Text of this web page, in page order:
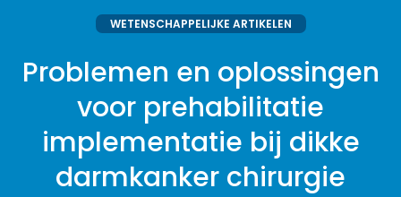
WETENSCHAPPELIJKE ARTIKELEN
Problemen en oplossingen
voor prehabilitatie
implementatie bij dikke
darmkanker chirurgie